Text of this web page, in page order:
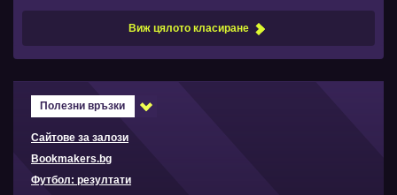
Виж цялото класиране
Полезни връзки
Сайтове за залози
Bookmakers.bg
Футбол: резултати